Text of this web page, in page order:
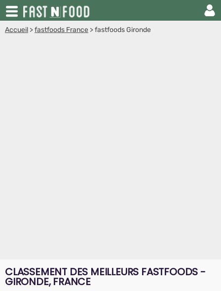
Accueil >fastfoods France >fastfoods Gironde
CLASSEMENT DES MEILLEURS FASTFOODS -
GIRONDE, FRANCE